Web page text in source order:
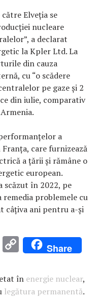
Elveţia se
nucleare
a declarat
la Kpler Ltd. La
din cauza
cu “o scădere
pe gaze şi 2
din iulie, comparativ
a
care furnizează
a ţării şi rămâne o
european.
scăzut în 2022, pe
problemele cu
câţiva ani pentru a-şi
M C
o
p
y
Share
în energie nuclear,
legătura permanentă.